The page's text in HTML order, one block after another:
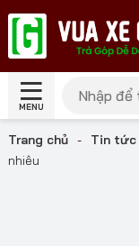
MENU
Trang chủ - Tin tức
nhiêu